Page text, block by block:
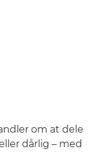
om at dele
dårlig – med